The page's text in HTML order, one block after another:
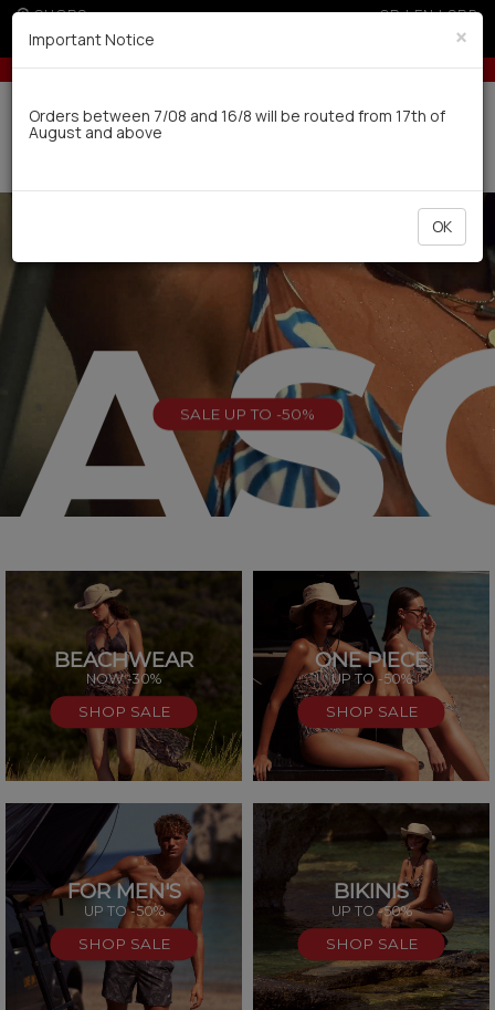
SHOPS GR|EN|SRB
Up to 3 interest-free installments with credit cards
orders over 100€
Delivery in 7-9 working days via UPS
SALE UP TO -50%
BEACHWEAR
NOW -30%
SHOP SALE
ONE PIECE
UP TO -50%
SHOP SALE
FOR MEN'S
UP TO -50%
SHOP SALE
BIKINIS
UP TO -50%
SHOP SALE
×
Important Notice
Orders between 7/08 and 16/8 will be routed from 17th of
August and above
OK